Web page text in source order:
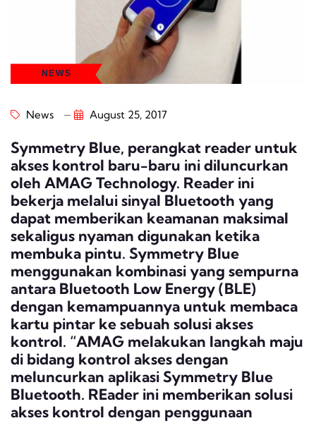
NEWS
News August 25, 2017
Symmetry Blue, perangkat reader untuk
akses kontrol baru-baru ini diluncurkan
oleh AMAG Technology. Reader ini
bekerja melalui sinyal Bluetooth yang
dapat memberikan keamanan maksimal
sekaligus nyaman digunakan ketika
membuka pintu. Symmetry Blue
menggunakan kombinasi yang sempurna
antara Bluetooth Low Energy (BLE)
dengan kemampuannya untuk membaca
kartu pintar ke sebuah solusi akses
kontrol. “AMAG melakukan langkah maju
di bidang kontrol akses dengan
meluncurkan aplikasi Symmetry Blue
Bluetooth. REader ini memberikan solusi
akses kontrol dengan penggunaan